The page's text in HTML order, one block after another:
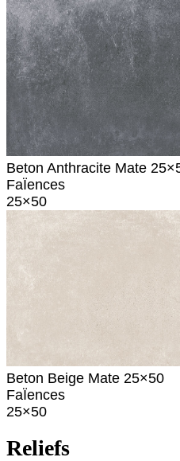
Beton Anthracite Mate
FaÏences
25×50
Beton Beige Mate 25×50
FaÏences
25×50
Reliefs